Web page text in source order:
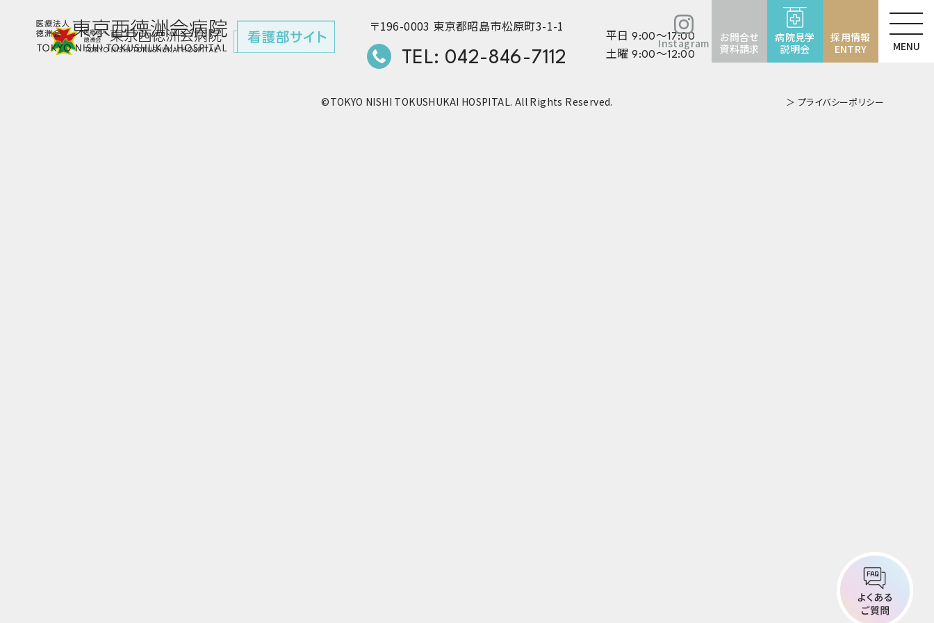
Instagram
お問合せ
資料請求
病院見学
説明会
採用情報
ENTRY
〒196-0003 東京都昭島市松原町3-1-1
TEL: 042-846-7112
平日 9:00〜17:00
土曜 9:00〜12:00
©TOKYO NISHI TOKUSHUKAI HOSPITAL. All Rights Reserved. ＞ プライバシーポリシー